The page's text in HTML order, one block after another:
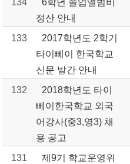
134
6학년 졸업앨범비
정산 안내
133
2017학년도 2학기
타이뻬이 한국학교
신문 발간 안내
132
2018학년도 타이
뻬이한국학교 외국
어강사(중3,영3) 채
용 공고
131
제9기 학교운영위